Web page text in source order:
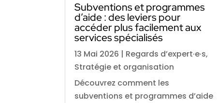
Subventions et programmes
d’aide : des leviers pour
accéder plus facilement aux
services spécialisés
13 Mai 2026 | Regards d’expert·e·s,
Stratégie et organisation
Découvrez comment les
subventions et programmes d’aide